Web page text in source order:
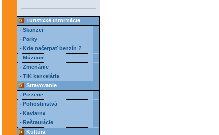
Turistické informácie
- Skanzen
- Parky
- Kde načerpať benzín ?
- Múzeum
- Zmenárne
- TIK kancelária
Stravovanie
- Pizzerie
- Pohostinstvá
- Kaviarne
- Reštaurácie
Kultúra